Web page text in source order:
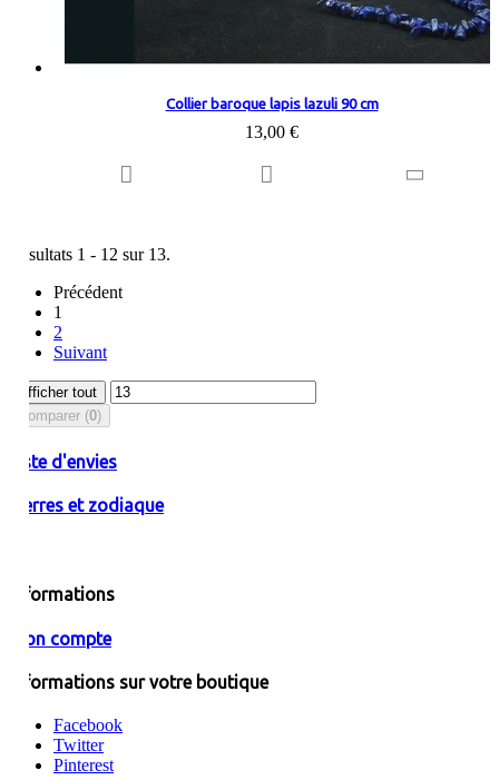
Collier baroque lapis lazuli 90 cm
13,00 €
Résultats 1 - 12 sur 13.
Précédent
1
2
Suivant
Afficher tout
Comparer (0)
Liste d'envies
Pierres et zodiaque
Informations
Mon compte
Informations sur votre boutique
Facebook
Twitter
Pinterest